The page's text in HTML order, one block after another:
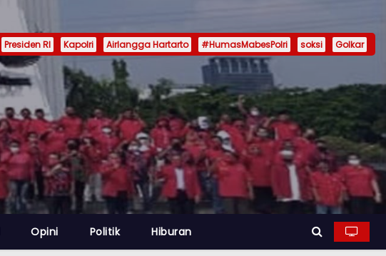
Presiden RI Kapolri Airlangga Hartarto #HumasMabesPolri soksi Golkar
Opini Politik Hiburan